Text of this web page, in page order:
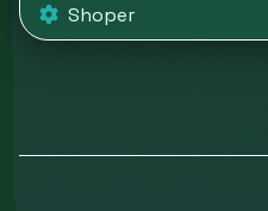
Shoper